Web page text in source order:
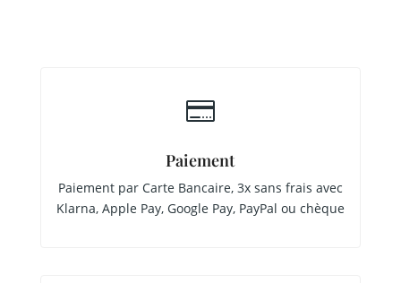

Paiement
Paiement par Carte Bancaire, 3x sans frais avec
Klarna, Apple Pay, Google Pay, PayPal ou chèque